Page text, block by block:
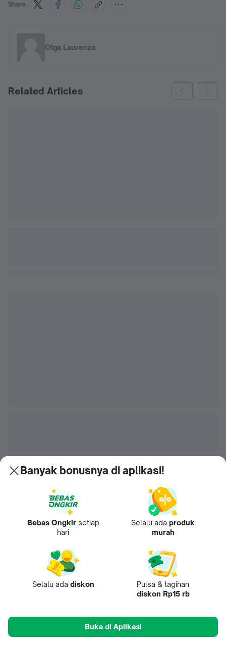
Share
Olga Laurenza
Related Articles
Banyak bonusnya di aplikasi!
Bebas Ongkir setiap
hari
Selalu ada produk
murah
Selalu ada diskon
Pulsa & tagihan
diskon Rp15 rb
Buka di Aplikasi